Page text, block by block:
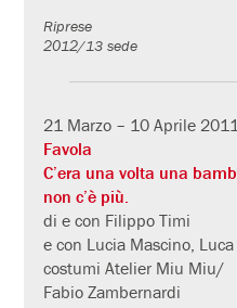
Riprese
2012/13 sede
21 Marzo – 10 Aprile 2011
Favola
C’era una volta una
non c’è più.
di e con Filippo Timi
e con Lucia Mascino,
costumi Atelier Miu Miu/
Fabio Zambernardi